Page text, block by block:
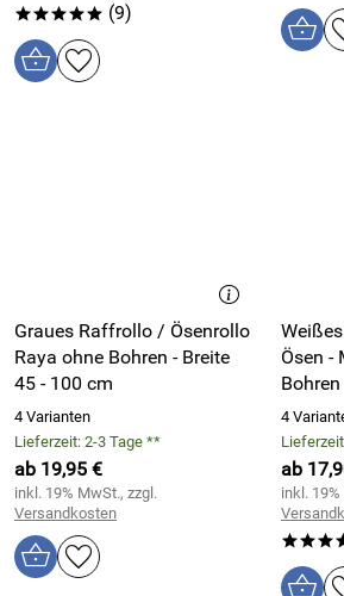
***** (9)
Graues Raffrollo / Ösenrollo
Raya ohne Bohren - Breite
45 - 100 cm
4 Varianten
Lieferzeit: 2-3 Tage **
ab 19,95 €
inkl. 19% MwSt., zzgl.
Versandkosten
Ösen -
4
ab
inkl.